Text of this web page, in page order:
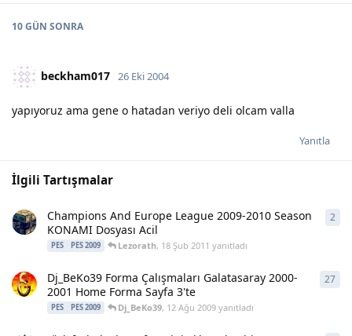
10 GÜN SONRA
beckham017 26 Eki 2004
yapıyoruz ama gene o hatadan veriyo deli olcam valla
Yanıtla
İlgili Tartışmalar
Champions And Europe League 2009-2010 Season
KONAMI Dosyası Acil
PES PES 2009 Lezorath, 18 Şub 2011 yanıtladı
2
Dj_BeKo39 Forma Çalışmaları Galatasaray 2000-
2001 Home Forma Sayfa 3'te
PES PES 2009 Dj_BeKo39, 12 Ağu 2009yanıtladı
27